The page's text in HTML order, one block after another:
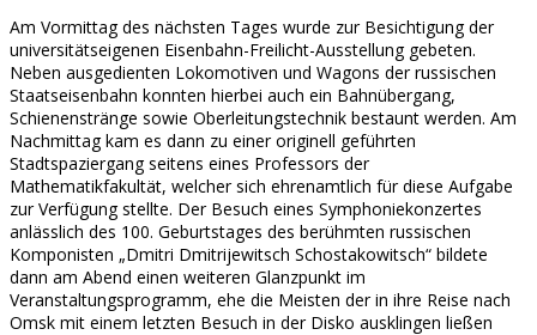
Am Vormittag des nächsten Tages wurde zur Besichtigung der
universitätseigenen Eisenbahn-Freilicht-Ausstellung gebeten.
Neben ausgedienten Lokomotiven und Wagons der russischen
Staatseisenbahn konnten hierbei auch ein Bahnübergang,
Schienenstränge sowie Oberleitungstechnik bestaunt werden. Am
Nachmittag kam es dann zu einer originell geführten
Stadtspaziergang seitens eines Professors der
Mathematikfakultät, welcher sich ehrenamtlich für diese Aufgabe
zur Verfügung stellte. Der Besuch eines Symphoniekonzertes
anlässlich des 100. Geburtstages des berühmten russischen
Komponisten „Dmitri Dmitrijewitsch Schostakowitsch“ bildete
dann am Abend einen weiteren Glanzpunkt im
Veranstaltungsprogramm, ehe die Meisten der in ihre Reise nach
Omsk mit einem letzten Besuch in der Disko ausklingen ließen